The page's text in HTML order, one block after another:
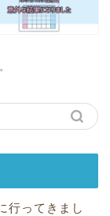
行ってきまし